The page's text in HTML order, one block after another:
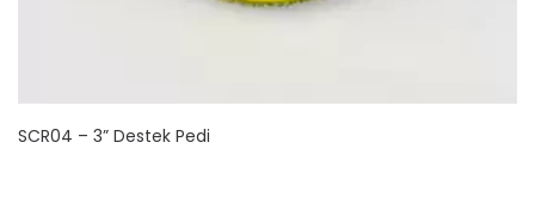
SCR04 – 3” Destek Pedi